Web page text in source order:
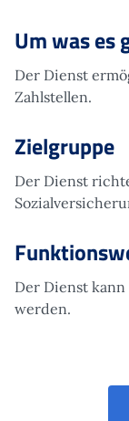
Um was es
Der Dienst
Zahlstellen.
Zielgruppe
Der Dienst
Der Dienst
werden.